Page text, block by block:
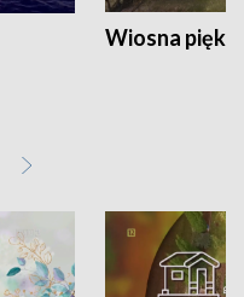
Wiosna